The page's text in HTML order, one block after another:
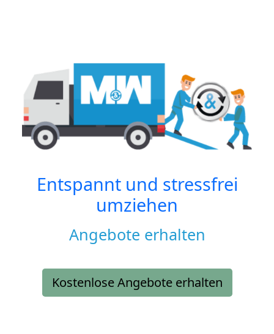
Entspannt und stressfrei
umziehen
Angebote erhalten
Kostenlose Angebote erhalten